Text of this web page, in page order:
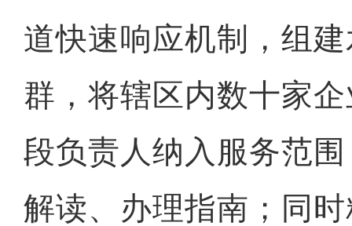
道快速响应机制，组
群，将辖区内数十家
段负责人纳入服务范
解读、办理指南；同